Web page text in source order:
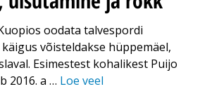
oodata talvespordi
võisteldakse hüppemäel,
Esimestest kohalikest Puijo
2016. a … Loe veel